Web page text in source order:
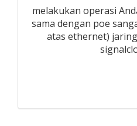
melakukan operasi
sama dengan poe
atas ethernet)